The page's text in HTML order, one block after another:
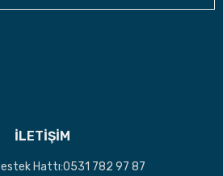
İLETİŞİM
Hattı:0531 782 97 87